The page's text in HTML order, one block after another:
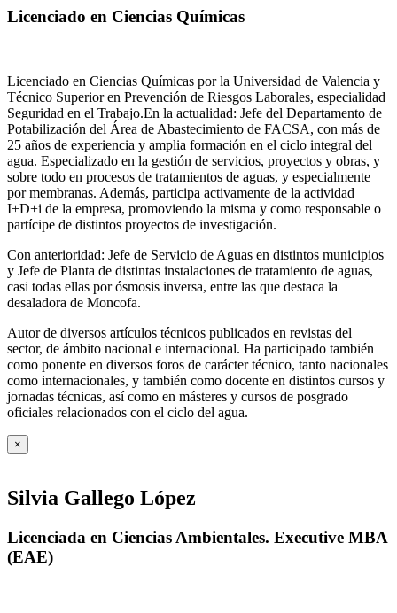
Licenciado en Ciencias Químicas
Licenciado en Ciencias Químicas por la Universidad de Valencia y
Técnico Superior en Prevención de Riesgos Laborales, especialidad
Seguridad en el Trabajo.En la actualidad: Jefe del Departamento de
Potabilización del Área de Abastecimiento de FACSA, con más de
25 años de experiencia y amplia formación en el ciclo integral del
agua. Especializado en la gestión de servicios, proyectos y obras, y
sobre todo en procesos de tratamientos de aguas, y especialmente
por membranas. Además, participa activamente de la actividad
I+D+i de la empresa, promoviendo la misma y como responsable o
partícipe de distintos proyectos de investigación.
Con anterioridad: Jefe de Servicio de Aguas en distintos municipios
y Jefe de Planta de distintas instalaciones de tratamiento de aguas,
casi todas ellas por ósmosis inversa, entre las que destaca la
desaladora de Moncofa.
Autor de diversos artículos técnicos publicados en revistas del
sector, de ámbito nacional e internacional. Ha participado también
como ponente en diversos foros de carácter técnico, tanto nacionales
como internacionales, y también como docente en distintos cursos y
jornadas técnicas, así como en másteres y cursos de posgrado
oficiales relacionados con el ciclo del agua.
×
Silvia Gallego López
Licenciada en Ciencias Ambientales. Executive MBA
(EAE)